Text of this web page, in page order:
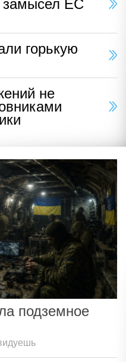
замысел ЕС
горькую
не
подземное